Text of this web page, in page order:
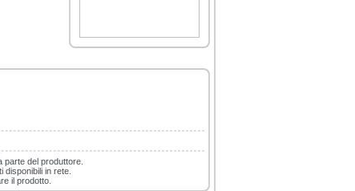
del produttore.
disponibili in rete.
il prodotto.